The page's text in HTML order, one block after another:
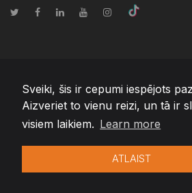
Sveiki, šis ir cepumi iespējots
Aizveriet to vienu reizi, un tā ir
visiem laikiem. Learn more
ATLAIST
© Autortiesības2026 Team Extension Latvia-
Changelog● Izmantojot šo vietni, jūs piekrītat
Privātuma politika